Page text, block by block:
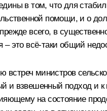
в том, что для
помощи, и о
всего, в
это всё‑таки общий
министров
и взвешенный подход и
на состояние